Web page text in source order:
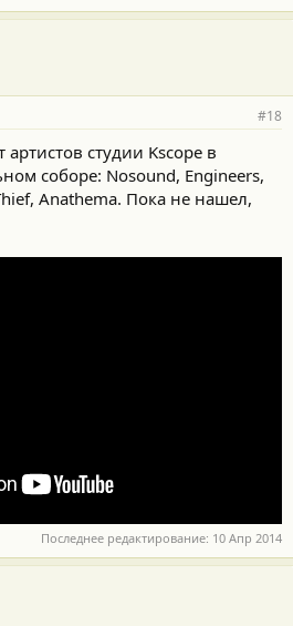
#18
студии Kscope в
соборе: Nosound, Engineers,
Anathema. Пока не нашел,
Последнее редактирование: 10 Апр 2014